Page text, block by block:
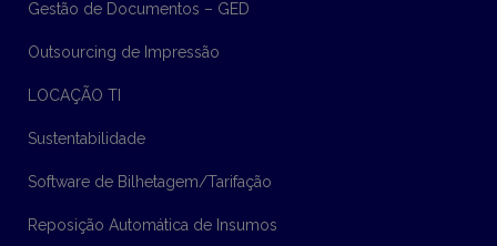
Gestão de Documentos – GED
Outsourcing de Impressão
LOCAÇÃO TI
Sustentabilidade
Software de Bilhetagem/Tarifação
Reposição Automática de Insumos